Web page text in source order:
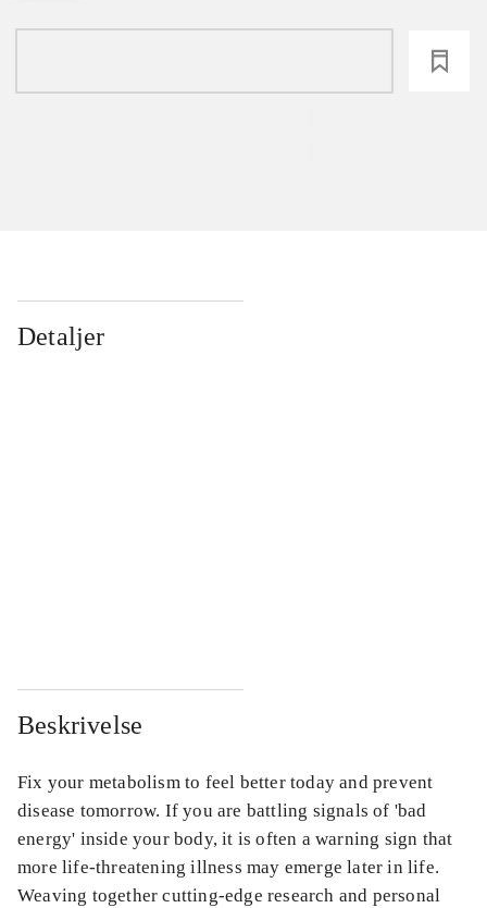
Detaljer
Beskrivelse
Fix your metabolism to feel better today and prevent
disease tomorrow. If you are battling signals of 'bad
energy' inside your body, it is often a warning sign that
more life-threatening illness may emerge later in life.
Weaving together cutting-edge research and personal